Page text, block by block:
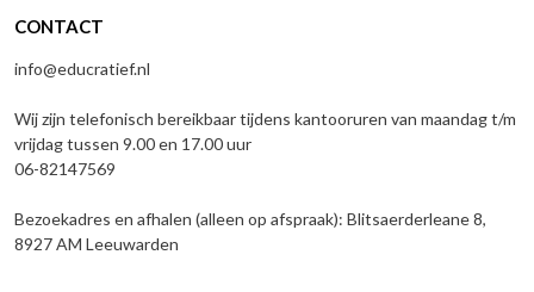
CONTACT
info@educratief.nl
Wij zijn telefonisch bereikbaar tijdens kantooruren van maandag t/m
vrijdag tussen 9.00 en 17.00 uur
06-82147569
Bezoekadres en afhalen (alleen op afspraak): Blitsaerderleane 8,
8927 AM Leeuwarden